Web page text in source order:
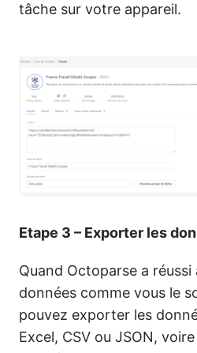
tâche sur votre appareil.
Etape 3 – Exporter les
Quand Octoparse a
données comme vous le
pouvez exporter les
Excel, CSV ou JSON,